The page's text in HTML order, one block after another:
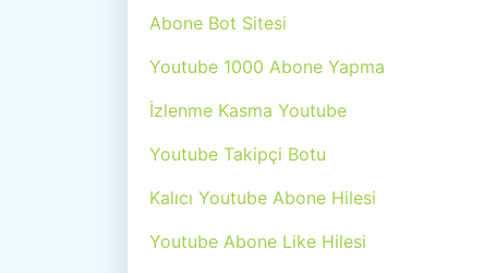
Abone Bot Sitesi
Youtube 1000 Abone Yapma
İzlenme Kasma Youtube
Youtube Takipçi Botu
Kalıcı Youtube Abone Hilesi
Youtube Abone Like Hilesi